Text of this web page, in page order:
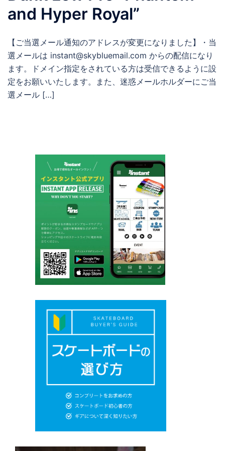
and Hyper Royal”
【ご当選メール通知のアドレスが変更になりました】・当
選メールは instant@skybluemail.com からの配信になり
ます。ドメイン指定をされている方は受信できるように設
定をお願いいたします。また、迷惑メールホルダーにご当
選メール […]